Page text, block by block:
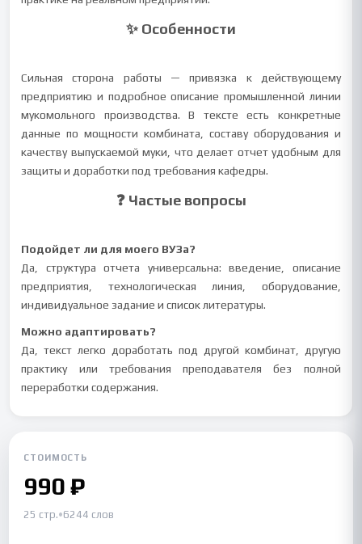
✨ Особенности
Сильная сторона работы — привязка к действующему
предприятию и подробное описание промышленной линии
мукомольного производства. В тексте есть конкретные
данные по мощности комбината, составу оборудования и
качеству выпускаемой муки, что делает отчет удобным для
защиты и доработки под требования кафедры.
❓ Частые вопросы
Подойдет ли для моего ВУЗа?
Да, структура отчета универсальна: введение, описание
предприятия, технологическая линия, оборудование,
индивидуальное задание и список литературы.
Можно адаптировать?
Да, текст легко доработать под другой комбинат, другую
практику или требования преподавателя без полной
переработки содержания.
СТОИМОСТЬ
990 ₽
25 стр.•6244 слов